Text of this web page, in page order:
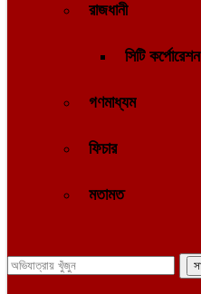
রাজধানী
সিটি কর্পোরেশন
গণমাধ্যম
ফিচার
মতামত